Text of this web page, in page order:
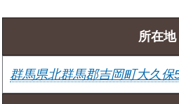
所在地
群馬県北群馬郡吉岡町大久保